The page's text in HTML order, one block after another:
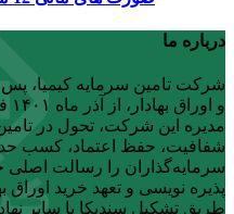
درباره ما
شرکت تامین سرمایه کیمیا،
مدیره این شرکت، تحول در
شفافیت، حفظ اعتماد، کسب
سرمایه‌گذاران را رسالت اصلی
پذیره نویسی و تعهد خرید اوراق
طریق تشکیل سندیکا با سایر